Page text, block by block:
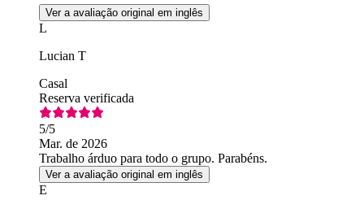
Ver a avaliação original em inglês
L
Lucian T
Casal
Reserva verificada
5/5
Mar. de 2026
Trabalho árduo para todo o grupo. Parabéns.
Ver a avaliação original em inglês
E